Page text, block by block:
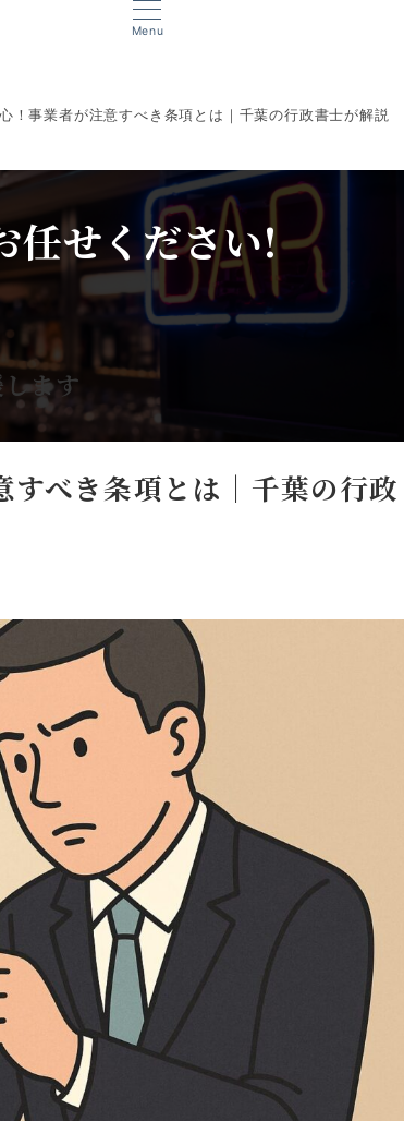
Menu
！事業者が注意すべき条項とは｜千葉の行政書士が解説
任せください!
ます
べき条項とは｜千葉の行政